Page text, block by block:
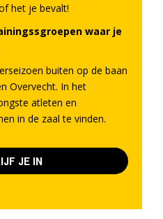
het je bevalt!
waar je
buiten op de baan
Overvecht. In het
atleten en
in de zaal te vinden.
JE IN